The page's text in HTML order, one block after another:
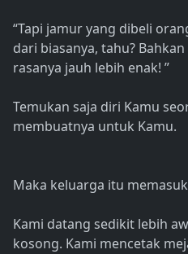
“Tapi jamur yang dibeli
dari biasanya, tahu?
rasanya jauh lebih enak! ”
Temukan saja diri Kamu
membuatnya untuk Kamu.
Maka keluarga itu
Kami datang sedikit lebih
kosong. Kami mencetak